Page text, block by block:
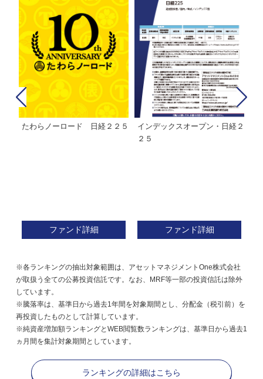
たわらノーロード 日経２２５
ファンド詳細
インデックスオープン・日経２
２５
ファンド詳細
※各ランキングの抽出対象範囲は、アセットマネジメントOne株式会社
が取扱う全ての公募投資信託です。なお、MRF等一部の投資信託は除外
しています。
※騰落率は、基準日から過去1年間を対象期間とし、分配金（税引前）を
再投資したものとして計算しています。
※純資産増加額ランキングとWEB閲覧数ランキングは、基準日から過去1
ヵ月間を集計対象期間としています。
ランキングの詳細はこちら